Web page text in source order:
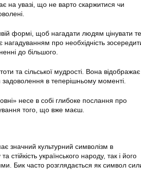
на увазі, що не варто скаржитися чи
формі, щоб нагадати людям цінувати
про необхідність
до більшого.
та сільської мудрості. Вона відображає
задоволення в теперішньому моменті.
несе в собі глибоке послання про
того, що вже маєш.
значний культурний символізм в
українського народу, так і його
Бик часто розглядається як символ